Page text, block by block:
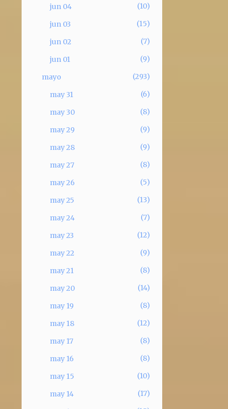
jun 04
10
jun 03
15
jun 02
7
jun 01
9
mayo
293
may 31
6
may 30
8
may 29
9
may 28
9
may 27
8
may 26
5
may 25
13
may 24
7
may 23
12
may 22
9
may 21
8
may 20
14
may 19
8
may 18
12
may 17
8
may 16
8
may 15
10
may 14
17